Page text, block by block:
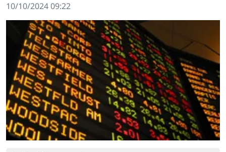
10/10/2024 09:22